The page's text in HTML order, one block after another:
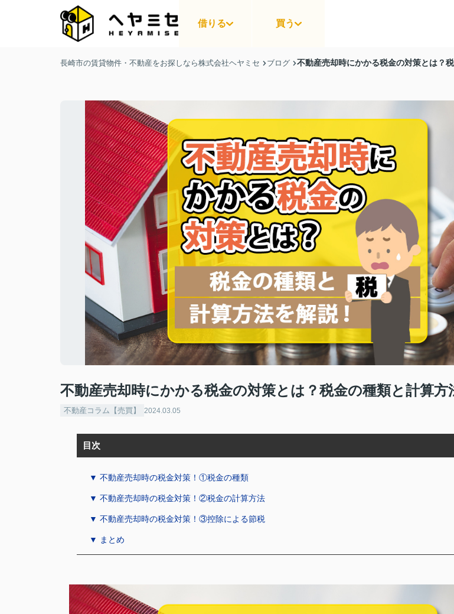
借りる 買う
長崎市の賃貸物件・不動産をお探しなら株式会社ヘヤミセ ブログ 不動産売却時にかかる税金の対策とは？
不動産売却時にかかる税金の対策とは？税金の種類と計算方
不動産コラム【売買】 2024.03.05
目次
▼ 不動産売却時の税金対策！①税金の種類
▼ 不動産売却時の税金対策！②税金の計算方法
▼ 不動産売却時の税金対策！③控除による節税
▼ まとめ